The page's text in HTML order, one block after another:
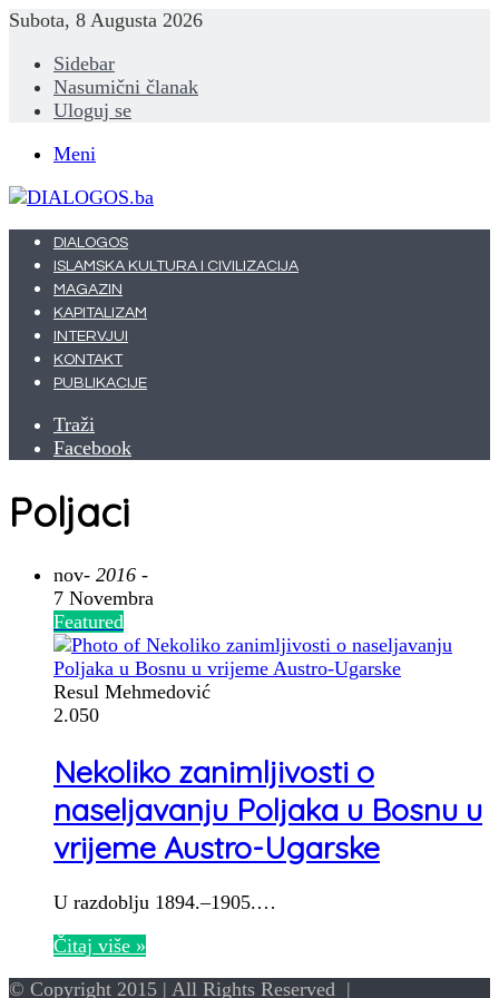
Subota, 8 Augusta 2026
Sidebar
Nasumični članak
Uloguj se
Meni
DIALOGOS
ISLAMSKA KULTURA I CIVILIZACIJA
MAGAZIN
KAPITALIZAM
INTERVJUI
KONTAKT
PUBLIKACIJE
Traži
Facebook
Poljaci
nov- 2016 -
7 Novembra
Featured
Resul Mehmedović
2.050
Nekoliko zanimljivosti o
naseljavanju Poljaka u Bosnu u
vrijeme Austro-Ugarske
U razdoblju 1894.–1905.…
Čitaj više »
© Copyright 2015 | All Rights Reserved |